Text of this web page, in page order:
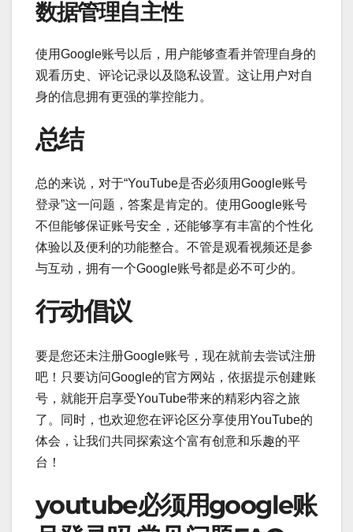
数据管理自主性
使用Google账号以后，用户能够查看并管理自身的
观看历史、评论记录以及隐私设置。这让用户对自
身的信息拥有更强的掌控能力。
总结
总的来说，对于“YouTube是否必须用Google账号
登录”这一问题，答案是肯定的。使用Google账号
不但能够保证账号安全，还能够享有丰富的个性化
体验以及便利的功能整合。不管是观看视频还是参
与互动，拥有一个Google账号都是必不可少的。
行动倡议
要是您还未注册Google账号，现在就前去尝试注册
吧！只要访问Google的官方网站，依据提示创建账
号，就能开启享受YouTube带来的精彩内容之旅
了。同时，也欢迎您在评论区分享使用YouTube的
体会，让我们共同探索这个富有创意和乐趣的平
台！
youtube必须用google账